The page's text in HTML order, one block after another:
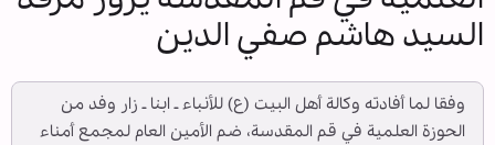
السيد هاشم صفي الدين
وفقا لما أفادته وكالة أهل البيت (ع) للأنباء ـ ابنا ـ زار وفد من
الحوزة العلمية في قم المقدسة، ضم الأمين العام لمجمع أمناء